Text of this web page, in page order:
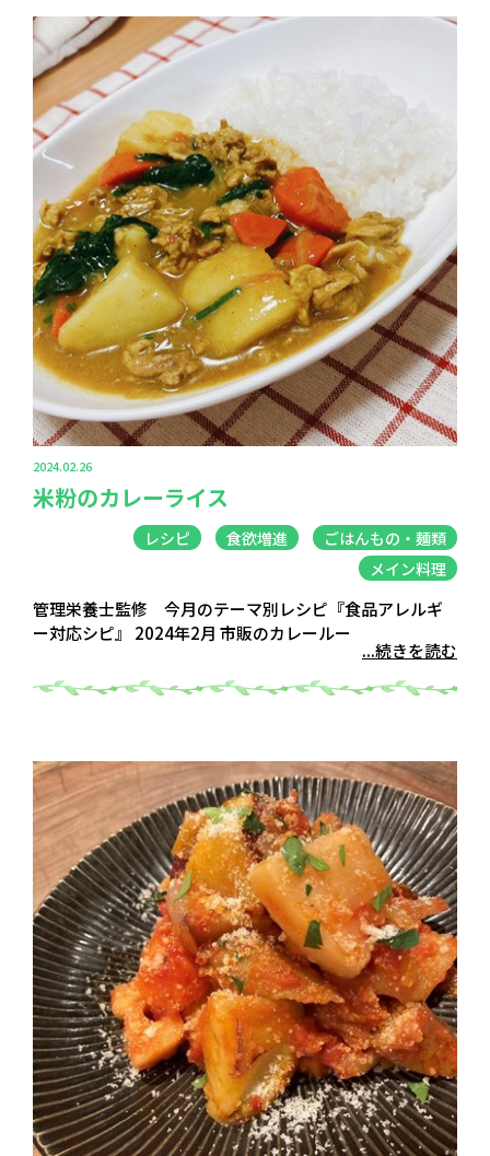
2024.02.26
米粉のカレーライス
レシピ 食欲増進
ごはんもの・麺類
メイン料理
管理栄養士監修 今月のテーマ別レシピ『食品アレルギ
ー対応シピ』 2024年2月 市販のカレールー
...続きを読む